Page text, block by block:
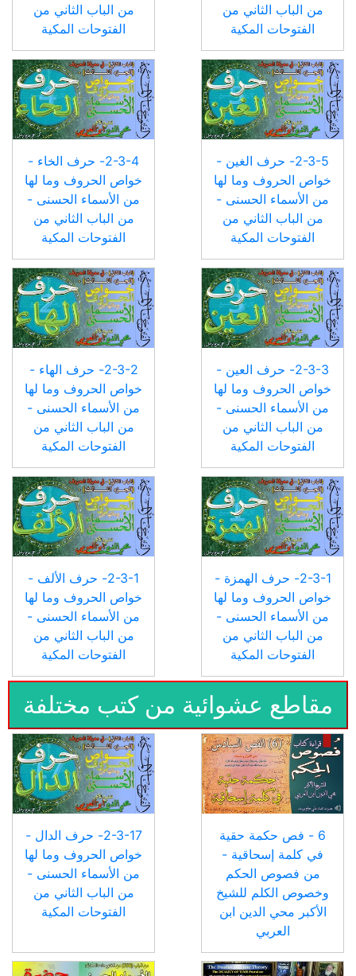
من الباب الثاني من
الفتوحات المكية
من الباب الثاني من
الفتوحات المكية
2-3-5- حرف الغين -
خواص الحروف وما لها
من الأسماء الحسنى -
من الباب الثاني من
الفتوحات المكية
2-3-4- حرف الخاء -
خواص الحروف وما لها
من الأسماء الحسنى -
من الباب الثاني من
الفتوحات المكية
2-3-3- حرف العين -
خواص الحروف وما لها
من الأسماء الحسنى -
من الباب الثاني من
الفتوحات المكية
2-3-2- حرف الهاء -
خواص الحروف وما لها
من الأسماء الحسنى -
من الباب الثاني من
الفتوحات المكية
2-3-1- حرف الهمزة -
خواص الحروف وما لها
من الأسماء الحسنى -
من الباب الثاني من
الفتوحات المكية
2-3-1- حرف الألف -
خواص الحروف وما لها
من الأسماء الحسنى -
من الباب الثاني من
الفتوحات المكية
مقاطع عشوائية من كتب مختلفة
6 - فص حكمة حقية
في كلمة إسحاقية -
من فصوص الحكم
وخصوص الكلم للشيخ
الأكبر محي الدين ابن
العربي
2-3-17- حرف الدال -
خواص الحروف وما لها
من الأسماء الحسنى -
من الباب الثاني من
الفتوحات المكية